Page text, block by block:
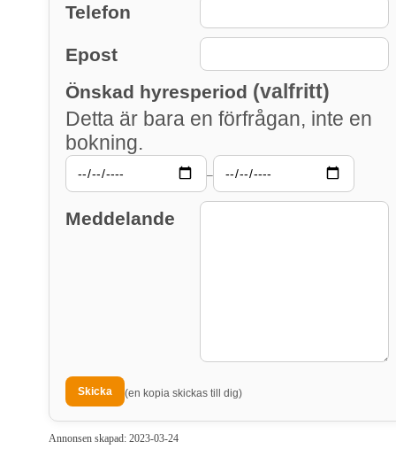
Telefon
Epost
Önskad hyresperiod (valfritt)
Detta är bara en förfrågan, inte en
bokning.
–
Meddelande
(en kopia skickas till dig)
Annonsen skapad: 2023-03-24